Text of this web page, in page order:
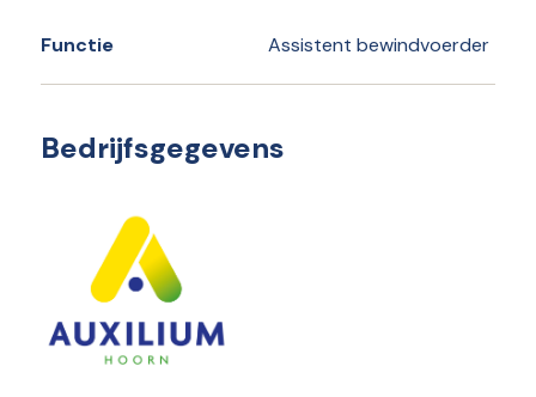
Functie Assistent bewindvoerder
Bedrijfsgegevens